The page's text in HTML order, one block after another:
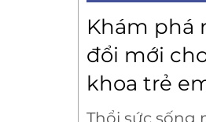
Khám phá
đổi mới
khoa trẻ
Thổi sức sống